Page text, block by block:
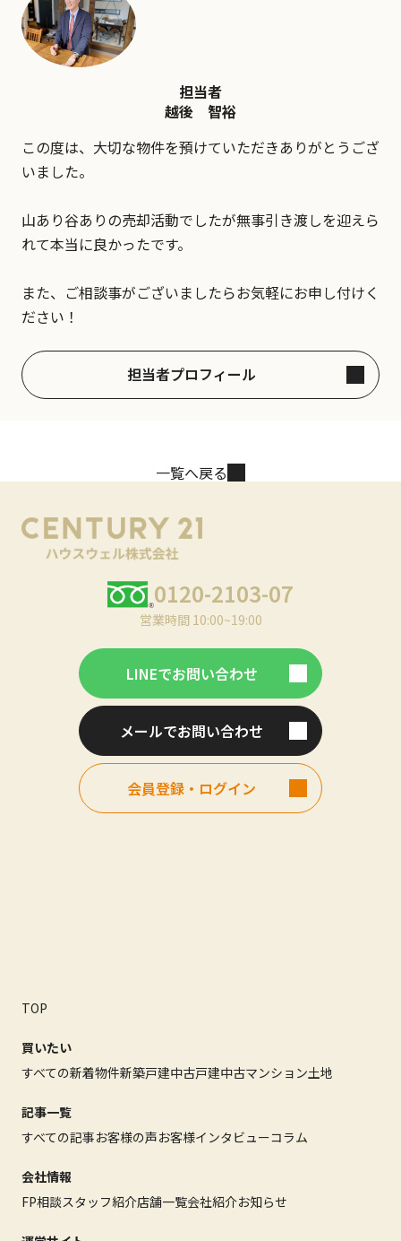
担当者
越後 智裕
この度は、大切な物件を預けていただきありがとうござ
いました。
山あり谷ありの売却活動でしたが無事引き渡しを迎えら
れて本当に良かったです。
また、ご相談事がございましたらお気軽にお申し付けく
ださい！
担当者プロフィール
一覧へ戻る
0120-2103-07
営業時間 10:00~19:00
LINEでお問い合わせ
メールでお問い合わせ
会員登録・ログイン
TOP
買いたい
すべての新着物件新築戸建中古戸建中古マンション土地
記事一覧
すべての記事お客様の声お客様インタビューコラム
会社情報
FP相談スタッフ紹介店舗一覧会社紹介お知らせ